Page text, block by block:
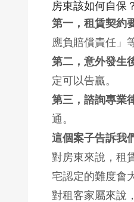
房東該如何自保
第一，租賃契約
應負賠償責任」
第二，意外發生
定可以告贏。
第三，諮詢專業
通。
這個案子告訴我
對房東來說，租
宅認定的難度會
對租客家屬來說